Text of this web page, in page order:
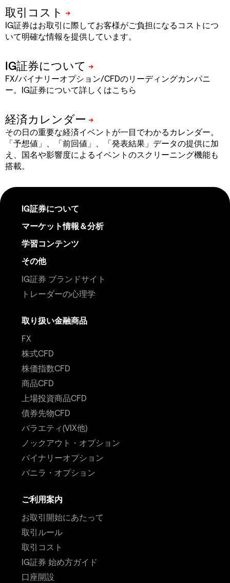
IG証券はお取引に際してお客様がご負担になるコストにつ
いて明確な情報を提供しています。
FX/バイナリーオプション/CFDのリーディングカンパニ
ー。IG証券について詳しくはこちら
その日の重要な経済イベントが一目でわかるカレンダー。
「予想値」、「前回値」、「発表結果」データの提供に加
え、国名や影響度によるイベントのスクリーニング機能も
搭載。
IG証券について
マーケット情報＆分析
学習コンテンツ
その他
IG証券 ブランドサイト
トレーダーの心理学
取り扱い金融商品
FX
株式CFD
株価指数CFD
商品CFD
上場投資商品CFD
債券先物CFD
バラエティ(VIX他)
ノックアウト・オプション
バイナリーオプション
バニラ・オプション
ご利用案内
お取引開始にあたって
取引ルール
取引コスト
IG証券 始め方ガイド
口座開設